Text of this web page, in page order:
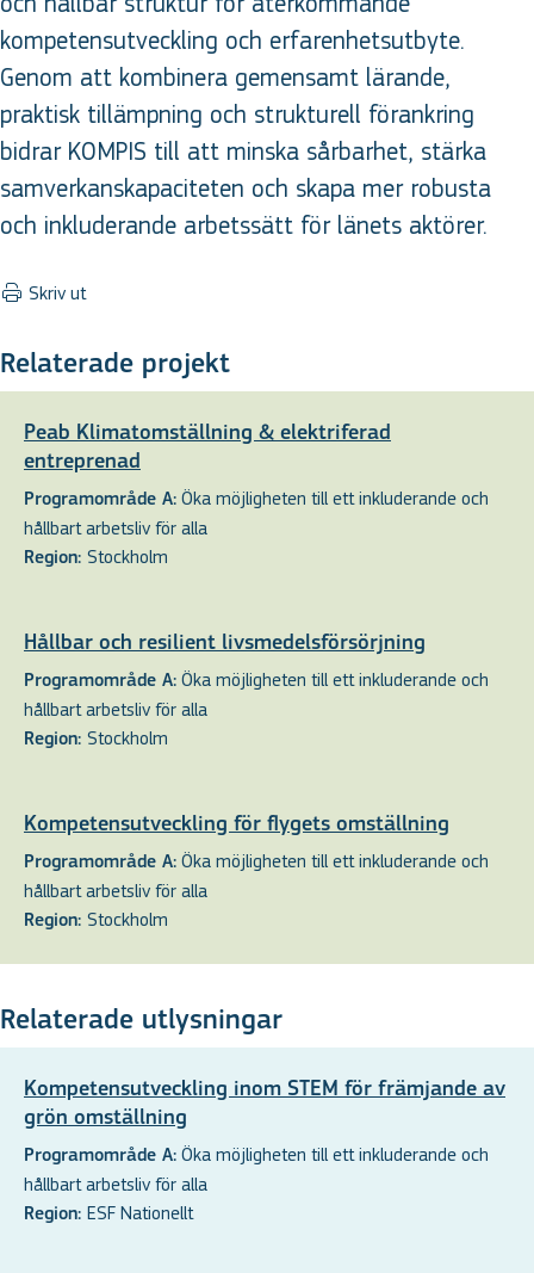
kompetensutveckling och erfarenhetsutbyte.
Genom att kombinera gemensamt lärande,
praktisk tillämpning och strukturell förankring
bidrar KOMPIS till att minska sårbarhet, stärka
samverkanskapaciteten och skapa mer robusta
och inkluderande arbetssätt för länets aktörer.
Skriv ut
Relaterade projekt
Peab Klimatomställning & elektriferad
entreprenad
Programområde A: Öka möjligheten till ett inkluderande och
hållbart arbetsliv för alla
Region: Stockholm
Hållbar och resilient livsmedelsförsörjning
Programområde A: Öka möjligheten till ett inkluderande och
hållbart arbetsliv för alla
Region: Stockholm
Kompetensutveckling för flygets omställning
Programområde A: Öka möjligheten till ett inkluderande och
hållbart arbetsliv för alla
Region: Stockholm
Relaterade utlysningar
Kompetensutveckling inom STEM för främjande av
grön omställning
Programområde A: Öka möjligheten till ett inkluderande och
hållbart arbetsliv för alla
Region: ESF Nationellt